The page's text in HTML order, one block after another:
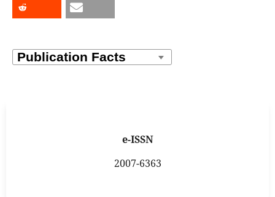
e-ISSN
2007-6363